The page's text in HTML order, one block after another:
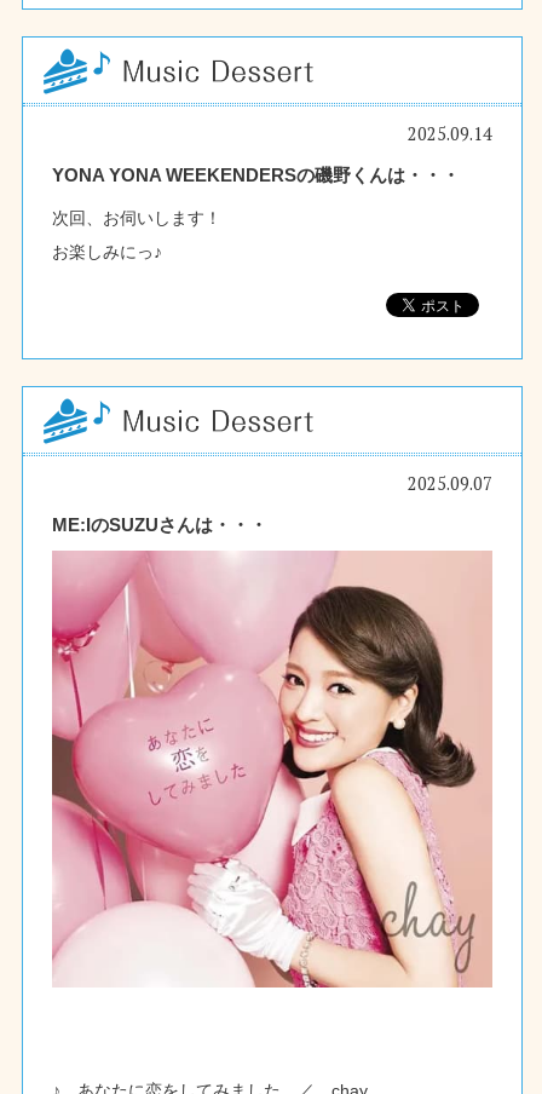
2025.09.14
YONA YONA WEEKENDERSの磯野くんは・・・
次回、お伺いします！
お楽しみにっ♪
2025.09.07
ME:IのSUZUさんは・・・
♪ あなたに恋をしてみました ／ chay